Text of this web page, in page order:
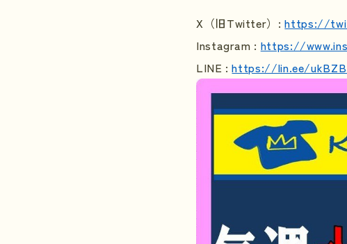
X （旧Twitter） :https://
Instagram : https://
LINE :https://lin.ee/